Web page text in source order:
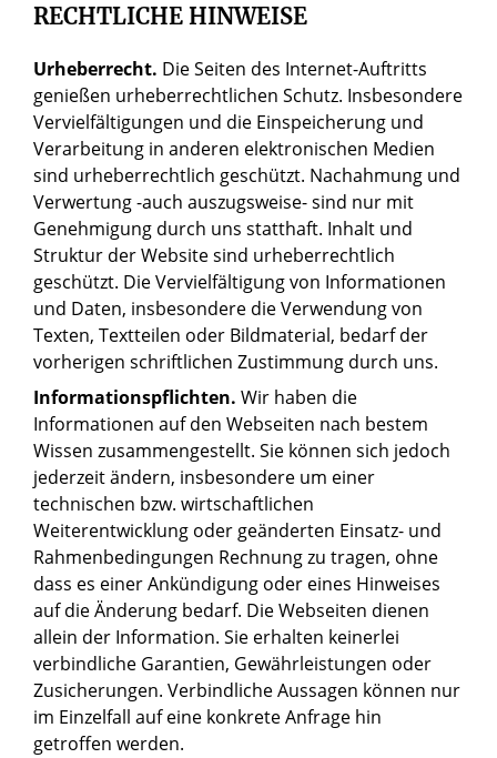
RECHTLICHE HINWEISE
Urheberrecht. Die Seiten des Internet-Auftritts
genießen urheberrechtlichen Schutz. Insbesondere
Vervielfältigungen und die Einspeicherung und
Verarbeitung in anderen elektronischen Medien
sind urheberrechtlich geschützt. Nachahmung und
Verwertung -auch auszugsweise- sind nur mit
Genehmigung durch uns statthaft. Inhalt und
Struktur der Website sind urheberrechtlich
geschützt. Die Vervielfältigung von Informationen
und Daten, insbesondere die Verwendung von
Texten, Textteilen oder Bildmaterial, bedarf der
vorherigen schriftlichen Zustimmung durch uns.
Informationspflichten. Wir haben die
Informationen auf den Webseiten nach bestem
Wissen zusammengestellt. Sie können sich jedoch
jederzeit ändern, insbesondere um einer
technischen bzw. wirtschaftlichen
Weiterentwicklung oder geänderten Einsatz- und
Rahmenbedingungen Rechnung zu tragen, ohne
dass es einer Ankündigung oder eines Hinweises
auf die Änderung bedarf. Die Webseiten dienen
allein der Information. Sie erhalten keinerlei
verbindliche Garantien, Gewährleistungen oder
Zusicherungen. Verbindliche Aussagen können nur
im Einzelfall auf eine konkrete Anfrage hin
getroffen werden.